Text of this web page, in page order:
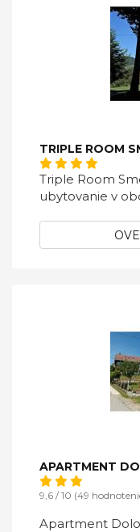
TRIPLE ROOM
Triple Room
ubytovanie v
APARTMENT
9,6 / 10 (49
Apartment